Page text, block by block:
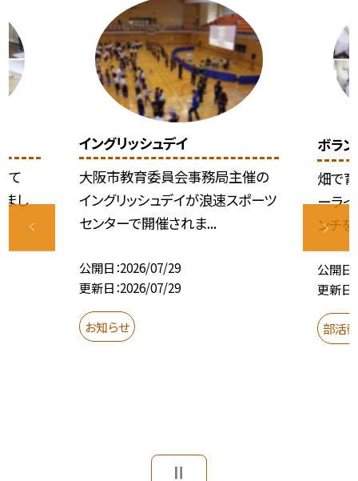
て
まし
イングリッシュデイ
大阪市教育委員会事務局主催の
イングリッシュデイが浪速スポーツ
センターで開催されま...
公開日 2026/07/29
更新日 2026/07/29
お知らせ
ボラ
畑で
ーライ
ンチを
公開日
更新日
部活